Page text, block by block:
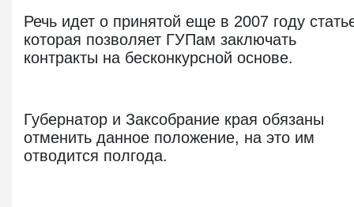
Речь идет о принятой еще в 2007 году
которая позволяет ГУПам заключать
контракты на бесконкурсной основе.
Губернатор и Заксобрание края обязаны
отменить данное положение, на это им
отводится полгода.